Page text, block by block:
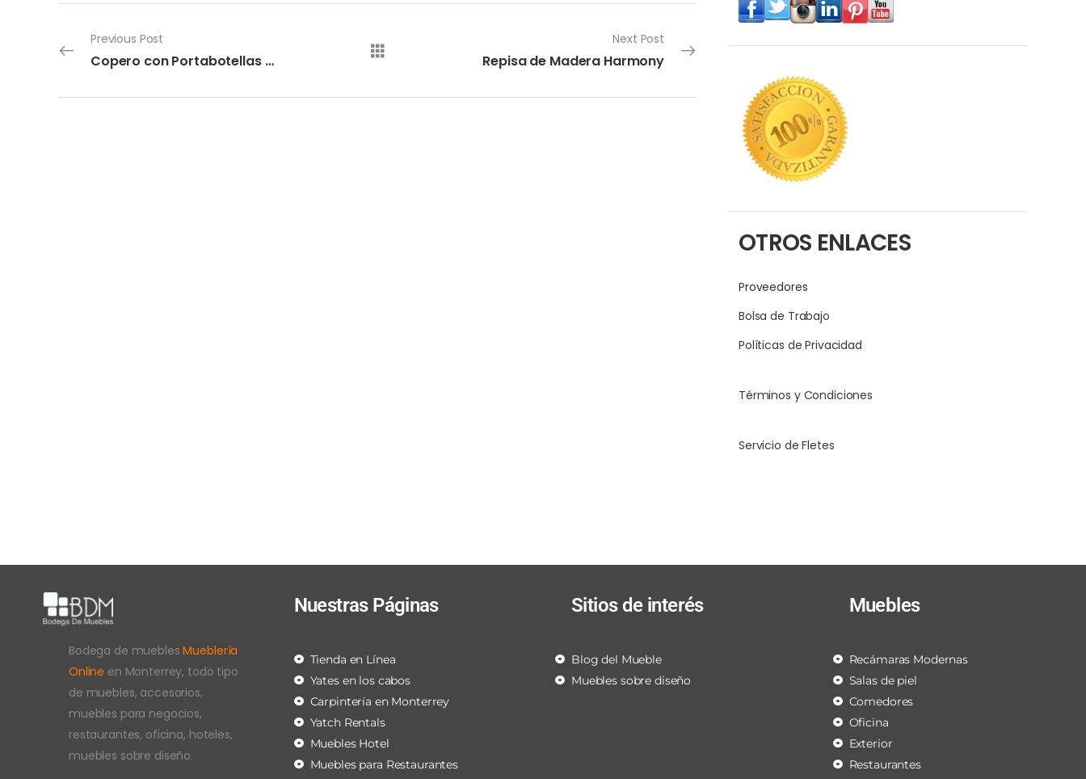
OTROS ENLACES
Proveedores
Bolsa de Trabajo
Políticas de Privacidad
Términos y Condiciones
Servicio de Fletes
Previous Post
Copero con Portabotellas Harmony
Next Post
Repisa de Madera Harmony
Bodega de mueblesMueblería
Online en Monterrey, todo tipo
de muebles, accesorios,
muebles para negocios,
restaurantes, oficina, hoteles,
muebles sobre diseño.
Nuestras Páginas
Tienda en Línea
Yates en los cabos
Carpintería en Monterrey
Yatch Rentals
Muebles Hotel
Muebles para Restaurantes
Sitios de interés
Blog del Mueble
Muebles sobre diseño
Muebles
Recámaras Modernas
Salas de piel
Comedores
Oficina
Exterior
Restaurantes